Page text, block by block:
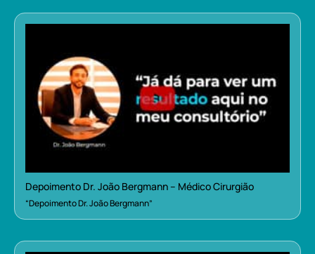
Depoimento Dr. João Bergmann – Médico Cirurgião
“Depoimento Dr. João Bergmann”